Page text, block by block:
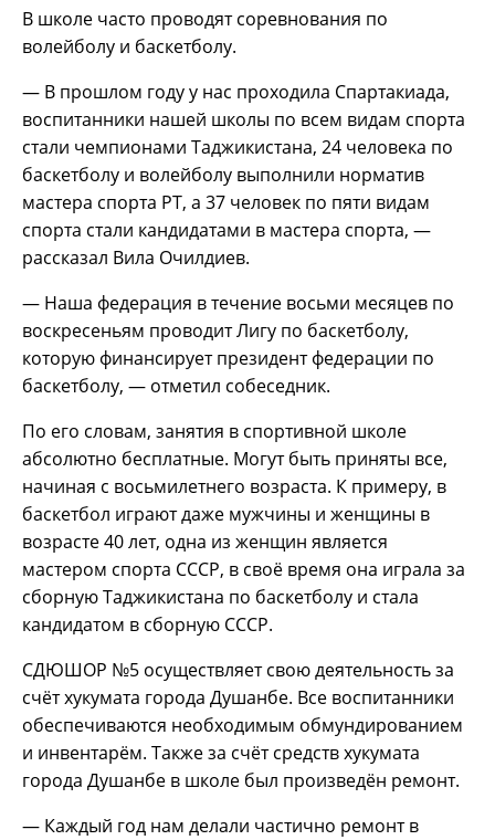
В школе часто проводят соревнования по
волейболу и баскетболу.
— В прошлом году у нас проходила Спартакиада,
воспитанники нашей школы по всем видам спорта
стали чемпионами Таджикистана, 24 человека по
баскетболу и волейболу выполнили норматив
мастера спорта РТ, а 37 человек по пяти видам
спорта стали кандидатами в мастера спорта, —
рассказал Вила Очилдиев.
— Наша федерация в течение восьми месяцев по
воскресеньям проводит Лигу по баскетболу,
которую финансирует президент федерации по
баскетболу, — отметил собеседник.
По его словам, занятия в спортивной школе
абсолютно бесплатные. Могут быть приняты все,
начиная с восьмилетнего возраста. К примеру, в
баскетбол играют даже мужчины и женщины в
возрасте 40 лет, одна из женщин является
мастером спорта СССР, в своё время она играла за
сборную Таджикистана по баскетболу и стала
кандидатом в сборную СССР.
СДЮШОР №5 осуществляет свою деятельность за
счёт хукумата города Душанбе. Все воспитанники
обеспечиваются необходимым обмундированием
и инвентарём. Также за счёт средств хукумата
города Душанбе в школе был произведён ремонт.
— Каждый год нам делали частично ремонт в